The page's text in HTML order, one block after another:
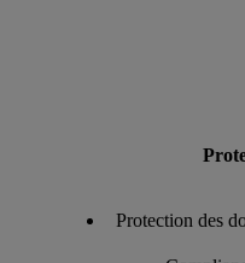
Protection des